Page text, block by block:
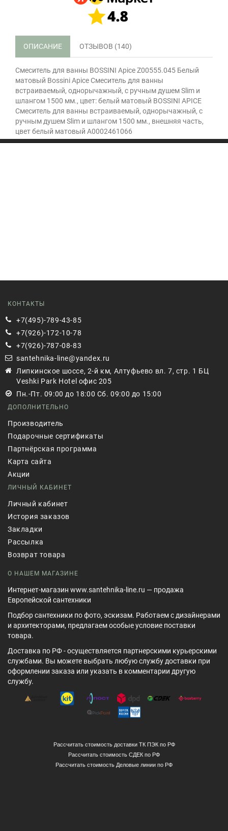
ОПИСАНИЕ ОТЗЫВОВ (140)
Смеситель для ванны BOSSINI Apice Z00555.045 Белый
матовый Bossini Apice Смеситель для ванны
встраиваемый, однорычажный, с ручным душем Slim и
шлангом 1500 мм., цвет: белый матовый BOSSINI APICE
Смеситель для ванны встраиваемый, однорычажный, с
ручным душем Slim и шлангом 1500 мм., внешняя часть,
цвет белый матовый А0002461066
КОНТАКТЫ
+7(495)-789-43-85
+7(926)-172-10-78
+7(926)-787-08-83
santehnika-line@yandex.ru
Липкинское шоссе, 2-й км, Алтуфьево вл. 7, стр. 1 БЦ
Veshki Park Hotel офис 205
Пн.-Пт. 09:00 до 18:00 Сб. 09:00 до 15:00
ДОПОЛНИТЕЛЬНО
Производитель
Подарочные сертификаты
Партнёрская программа
Карта сайта
Акции
ЛИЧНЫЙ КАБИНЕТ
Личный кабинет
История заказов
Закладки
Рассылка
Возврат товара
О НАШЕМ МАГАЗИНЕ
Интернет-магазин www.santehnika-line.ru — продажа
Европейской сантехники
Подбор сантехники по фото, эскизам. Работаем с дизайнерами
и архитекторами, предлагаем особые условие поставки
товара.
Доставка по РФ - осуществляется партнерскими курьерскими
службами. Вы можете выбрать любую службу доставки при
оформлении заказа или указать в комментарии другую
службу.
Рассчитать стоимость доставки ТК ПЭК по РФ
Рассчитать стоимость СДЕК по РФ
Рассчитать стоимость Деловые линии по РФ